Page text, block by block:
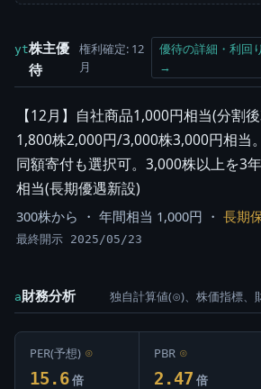
yt株主優
待
権利確定: 12
月
優待の詳細・利回
→
【12月】自社商品1,000円相当(分割
1,800株2,000円/3,000株3,000円相当
同額寄付も選択可。3,000株以上を3
相当(長期優遇新設)
300株から ・ 年間相当 1,000円 ・ 長期
最終開示 2025/05/23
a財務分析 独自計算値(⊙)、株価指標、
PER(予想) ⊙
15.6 倍
PBR ⊙
2.47 倍